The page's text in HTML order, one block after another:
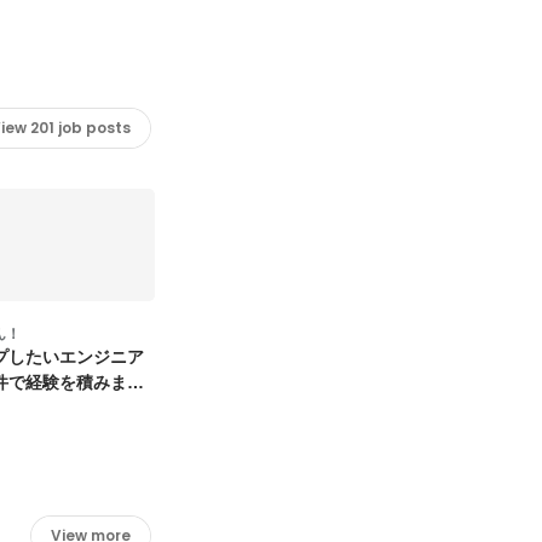
201 job posts
したいエンジニア
で経験を積みませ
View more